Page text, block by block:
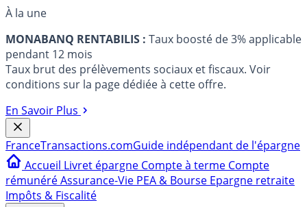
À la une
MONABANQ RENTABILIS : Taux boosté de 3% applicable
pendant 12 mois
Taux brut des prélèvements sociaux et fiscaux. Voir
conditions sur la page dédiée à cette offre.
En Savoir Plus
FranceTransactions.comGuide indépendant de l'épargne
Accueil Livret épargne Compte à terme Compte
rémunéréAssurance-Vie PEA & Bourse Epargne retraite
Impôts & Fiscalité